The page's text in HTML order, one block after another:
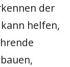
der
helfen,